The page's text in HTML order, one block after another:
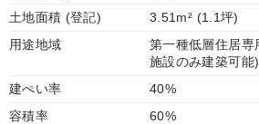
土地面積 (登記)
3.51m² (1.1坪)
用途地域
第一種低層住居
施設のみ建築可能)
建ぺい率
40%
容積率
60%